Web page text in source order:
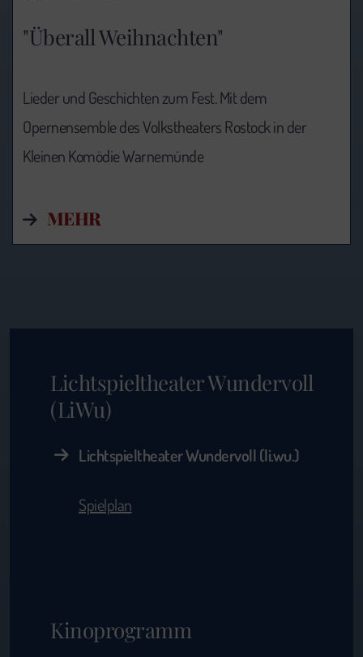
"Überall Weihnachten"
Lieder und Geschichten zum Fest. Mit dem
Opernensemble des Volkstheaters Rostock in der
Kleinen Komödie Warnemünde
MEHR
Lichtspieltheater Wundervoll
(LiWu)
Lichtspieltheater Wundervoll (li.wu.)
Spielplan
Kinoprogramm